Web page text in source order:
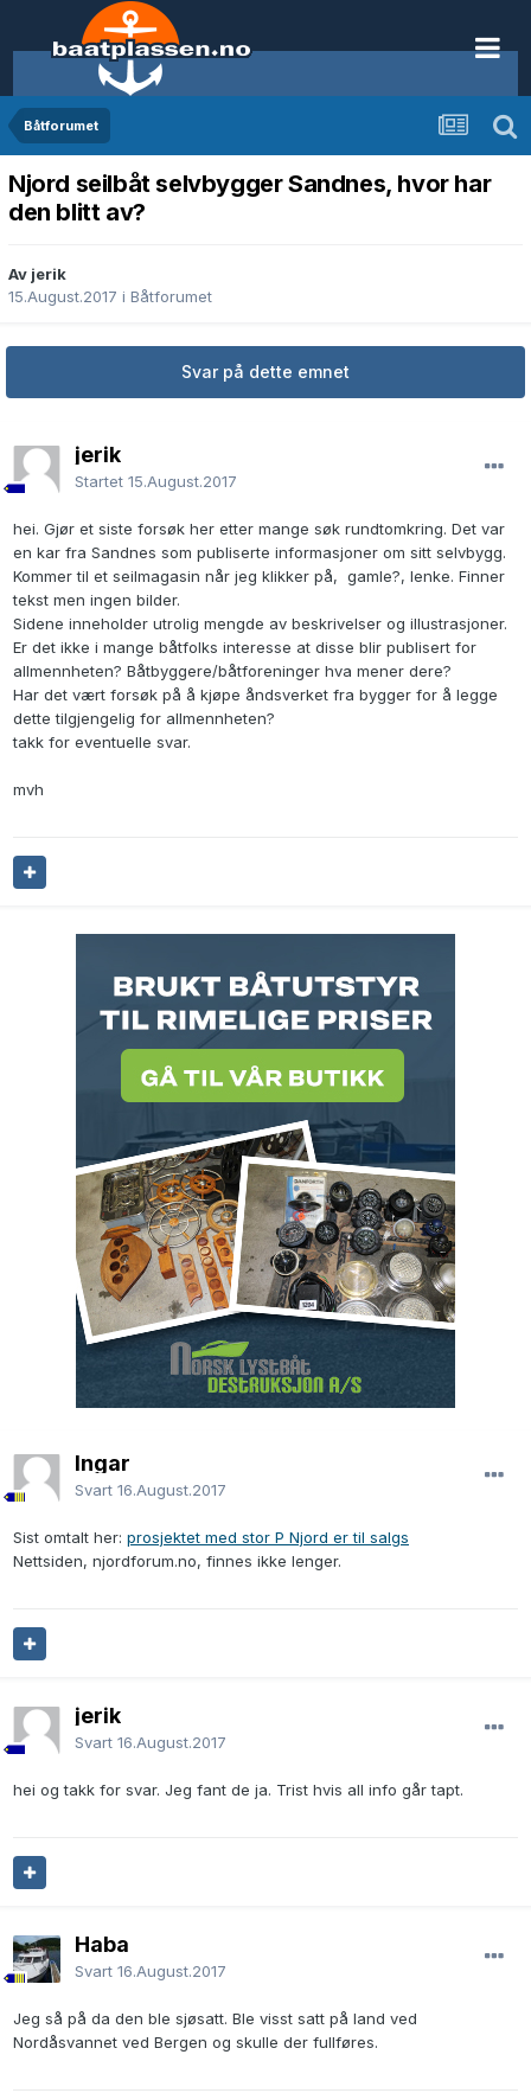
Båtforumet
Njord seilbåt selvbygger Sandnes, hvor har
den blitt av?
Av jerik
15.August.2017 i Båtforumet
Svar på dette emnet
jerik
Startet 15.August.2017
hei. Gjør et siste forsøk her etter mange søk rundtomkring. Det var
en kar fra Sandnes som publiserte informasjoner om sitt selvbygg.
Kommer til et seilmagasin når jeg klikker på, gamle?, lenke. Finner
tekst men ingen bilder.
Sidene inneholder utrolig mengde av beskrivelser og illustrasjoner.
Er det ikke i mange båtfolks interesse at disse blir publisert for
allmennheten? Båtbyggere/båtforeninger hva mener dere?
Har det vært forsøk på å kjøpe åndsverket fra bygger for å legge
dette tilgjengelig for allmennheten?
takk for eventuelle svar.
mvh
Ingar
Svart 16.August.2017
Sist omtalt her: prosjektet med stor P Njord er til salgs
Nettsiden, njordforum.no, finnes ikke lenger.
jerik
Svart 16.August.2017
hei og takk for svar. Jeg fant de ja. Trist hvis all info går tapt.
Haba
Svart 16.August.2017
Jeg så på da den ble sjøsatt. Ble visst satt på land ved
Nordåsvannet ved Bergen og skulle der fullføres.